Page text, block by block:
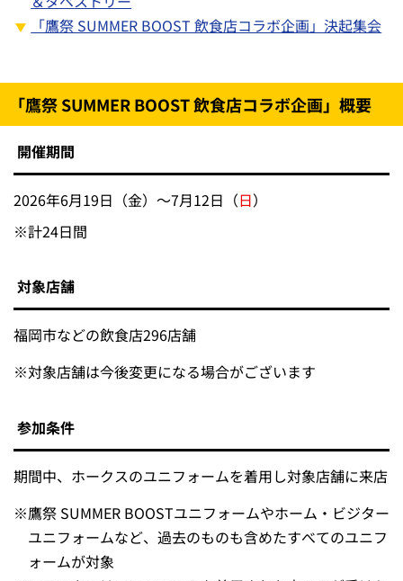
「鷹祭 SUMMER BOOST 飲食店コラボ企画」決起集会
「鷹祭 SUMMER BOOST 飲食店コラボ企画」概要
開催期間
2026年6月19日（金）～7月12日（日）
※計24日間
対象店舗
福岡市などの飲食店296店舗
※対象店舗は今後変更になる場合がございます
参加条件
期間中、ホークスのユニフォームを着用し対象店舗に来店
※鷹祭 SUMMER BOOSTユニフォームやホーム・ビジター
ユニフォームなど、過去のものも含めたすべてのユニフ
ォームが対象